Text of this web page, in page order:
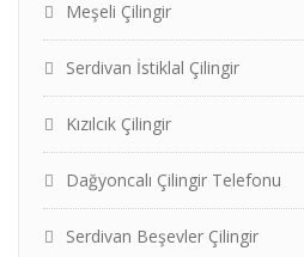
Meşeli Çilingir
Serdivan İstiklal Çilingir
Kızılcık Çilingir
Dağyoncalı Çilingir Telefonu
Serdivan Beşevler Çilingir